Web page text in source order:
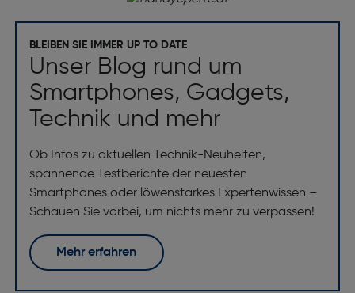
BLEIBEN SIE IMMER UP TO DATE
Unser Blog rund um
Smartphones, Gadgets,
Technik und mehr
Ob Infos zu aktuellen Technik-Neuheiten,
spannende Testberichte der neuesten
Smartphones oder löwenstarkes Expertenwissen –
Schauen Sie vorbei, um nichts mehr zu verpassen!
Mehr erfahren